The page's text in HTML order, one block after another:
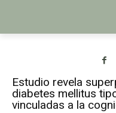
Estudio revela
diabetes mellitus
vinculadas a la